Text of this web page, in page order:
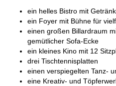
ein helles Bistro mit
ein Foyer mit Bühne für
einen großen Billardraum
gemütlicher Sofa-Ecke
ein kleines Kino mit 12
drei Tischtennisplatten
einen verspiegelten Tanz-
eine Kreativ- und